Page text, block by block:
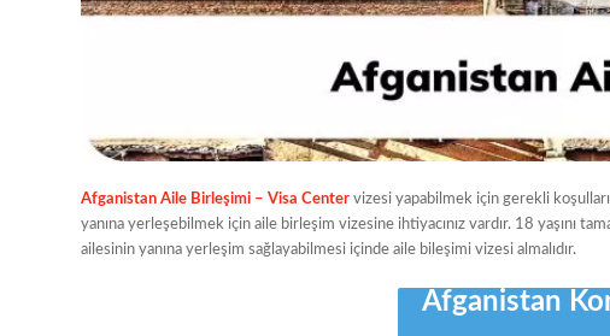
Afganistan Aile Birleşimi – Visa Center vizesi yapabilmek için gerekli
yanına yerleşebilmek için aile birleşim vizesine ihtiyacınız vardır. 18 yaşını
ailesinin yanına yerleşim sağlayabilmesi içinde aile bileşimi vizesi almalıdır.
Afganistan